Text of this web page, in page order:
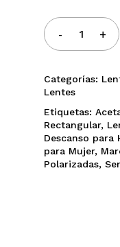
Categorías:
Lentes
Etiquetas:
Rectangular,
Descanso para
para Mujer,
Polarizadas,